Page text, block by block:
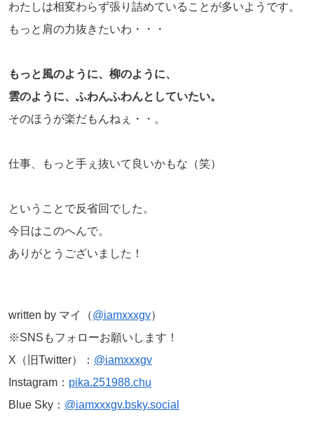
わたしは相変わらず張り詰めていることが多いようです。
もっと肩の力抜きたいわ・・・
もっと風のように、柳のように、
雲のように、ふわんふわんとしていたい。
そのほうが楽だもんねぇ・・。
仕事、もっと手ぇ抜いて良いかもな（笑）
ということで反省回でした。
今日はこのへんで。
ありがとうございました！
written by マイ（@iamxxxgv）
※SNSもフォローお願いします！
X（旧Twitter）： @iamxxxgv
Instagram： pika.251988.chu
Blue Sky： @iamxxxgv.bsky.social